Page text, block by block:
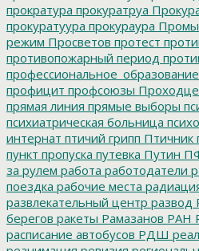
прократура прокуратруа
прокуратуура прокураура
режим Просветов протест
противопожарный период
профессиональное_образование
профицит профсоюзы
прямая линия прямые выборы
психиатрическая больница
интернат птичий грипп Птичник
пункт пропуска путевка Путин
за рулем работа работодатели
поездка рабочие места
развлекательный центр развод
берегов ракеты Рамазанов РАН
расписание автобусов РДШ